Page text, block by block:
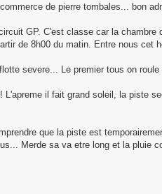
de pierre tombales... bon
GP. C'est classe car la chambre
de 8h00 du matin. Entre nous cet
severe... Le premier tous on
il fait grand soleil, la piste
que la piste est
Merde sa va etre long et la pluie